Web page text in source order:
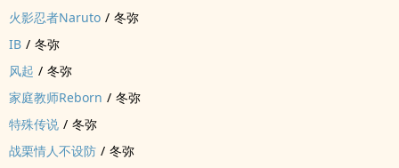
火影忍者Naruto / 冬弥
IB / 冬弥
风起 / 冬弥
家庭教师Reborn / 冬弥
特殊传说 / 冬弥
战栗情人不设防 / 冬弥